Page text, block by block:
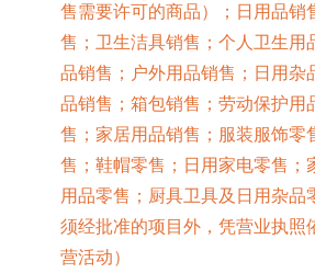
售需要许可的商品）；日用品销
售；卫生洁具销售；个人卫生用
品销售；户外用品销售；日用杂
品销售；箱包销售；劳动保护用
售；家居用品销售；服装服饰零
售；鞋帽零售；日用家电零售；
用品零售；厨具卫具及日用杂品
须经批准的项目外，凭营业执照
营活动）